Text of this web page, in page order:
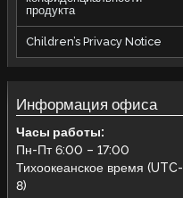
продукта
Children’s Privacy Notice
Информация офиса
Часы работы:
Пн-Пт 6:00 – 17:00
Тихоокеанское время (UTC-
8)